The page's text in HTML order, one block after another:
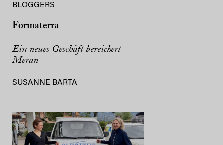
BLOGGERS
Formaterra
Ein neues Geschäft bereichert
Meran
SUSANNE BARTA